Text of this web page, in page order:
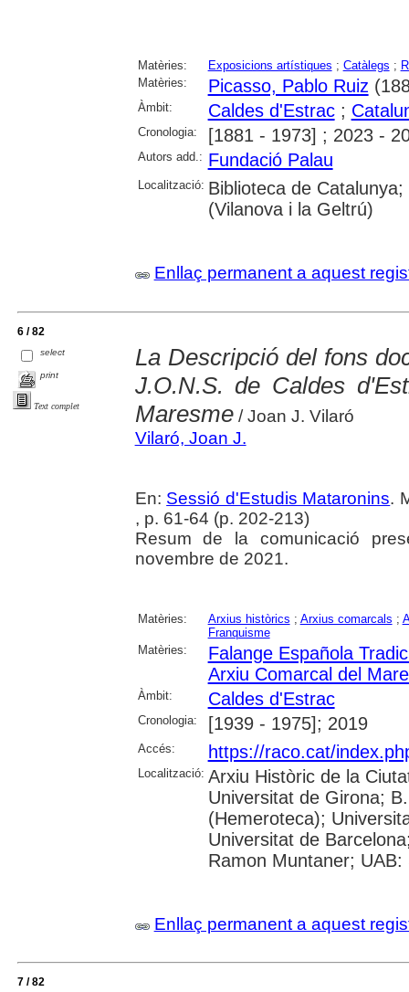
Matèries: Exposicions artístiques ; Catàlegs ;
Matèries:
Picasso, Pablo Ruiz
Àmbit: Caldes d'Estrac;
Cronologia: [1881 - 1973] ; 2023 -
Autors add.: Fundació Palau
Localització: Biblioteca de
(Vilanova i la Geltrú)
Enllaç permanent a aquest
6 / 82
select
print
Text complet
La Descripció del fons
J.O.N.S. de Caldes
Maresme/ Joan J. Vilaró
Vilaró, Joan J.
En: Sessió d'Estudis Mataronins.
, p. 61-64 (p. 202-213)
Resum de la comunicació
novembre de 2021.
Matèries: Arxius històrics ; Arxius comarcals ;
Franquisme
Matèries:
Falange Española
Arxiu Comarcal del
Àmbit: Caldes d'Estrac
Cronologia: [1939 - 1975]; 2019
Accés: https://raco.cat/
Localització: Arxiu Històric de la
Universitat de Girona;
(Hemeroteca);
Universitat de
Ramon Muntaner; UAB:
Enllaç permanent a aquest
7 / 82